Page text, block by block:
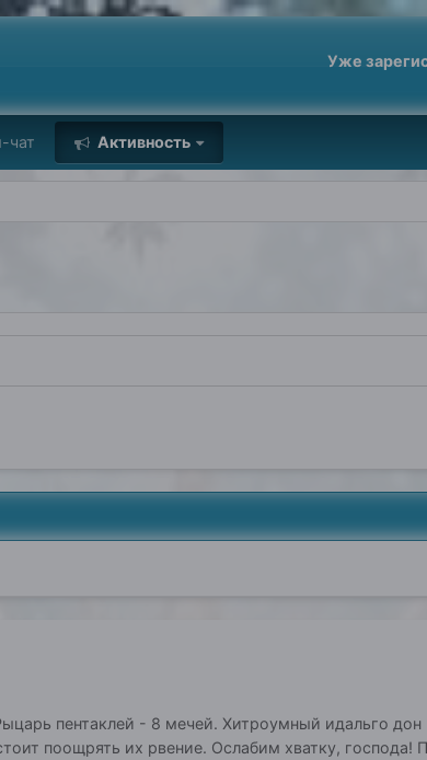
Уже
чат Активность
пентаклей - 8 мечей. Хитроумный идальго
поощрять их рвение. Ослабим хватку, господа!